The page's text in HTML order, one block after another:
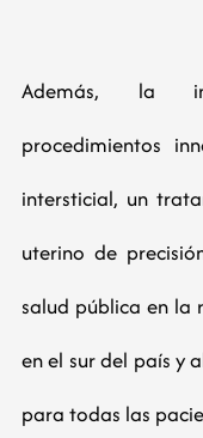
Además, la
procedimientos
intersticial, un
uterino de
salud pública en la
en el sur del país y
para todas las